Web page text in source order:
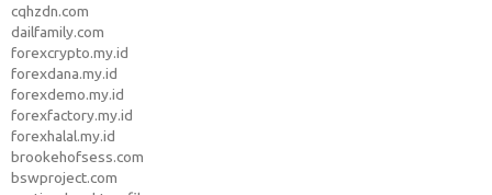
cqhzdn.com
dailfamily.com
forexcrypto.my.id
forexdana.my.id
forexdemo.my.id
forexfactory.my.id
forexhalal.my.id
brookehofsess.com
bswproject.com